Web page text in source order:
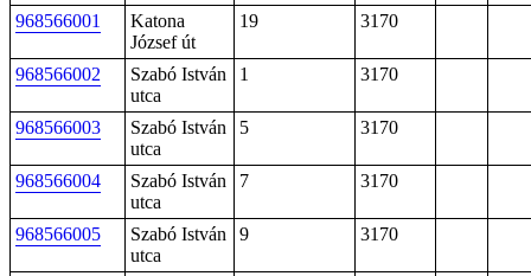
968566001
Katona
József út
19 3170
968566002
Szabó István
utca
1 3170
968566003
Szabó István
utca
5 3170
968566004
Szabó István
utca
7 3170
968566005
Szabó István
utca
9 3170